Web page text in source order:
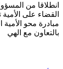
انطلاقا من
القضاء على
مبادرة محو الأمية
بالتعاون مع الهي